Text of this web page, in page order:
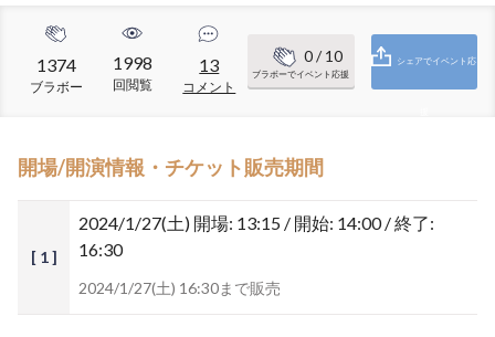
1374
ブラボー
1998
回閲覧
13
コメント
0/ 10
ブラボーでイベント応援
シェアでイベント応
開場/開演情報・チケット販売期間
[ 1 ]
2024/1/27(土) 開場: 13:15 / 開始: 14:00 / 終了:
16:30
2024/1/27(土) 16:30まで販売